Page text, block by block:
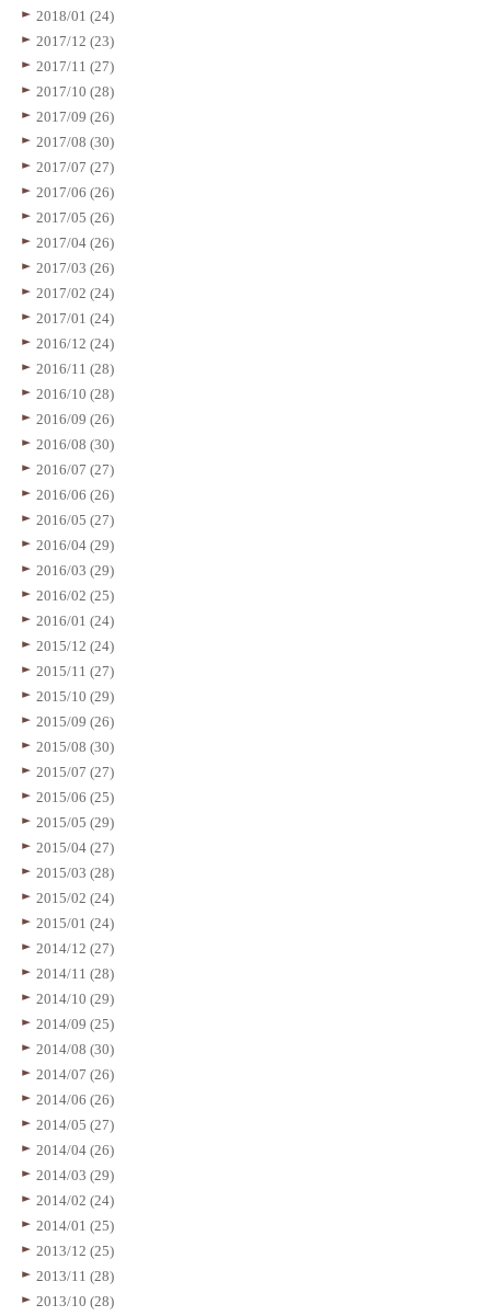
2018/01 (24)
2017/12 (23)
2017/11 (27)
2017/10 (28)
2017/09 (26)
2017/08 (30)
2017/07 (27)
2017/06 (26)
2017/05 (26)
2017/04 (26)
2017/03 (26)
2017/02 (24)
2017/01 (24)
2016/12 (24)
2016/11 (28)
2016/10 (28)
2016/09 (26)
2016/08 (30)
2016/07 (27)
2016/06 (26)
2016/05 (27)
2016/04 (29)
2016/03 (29)
2016/02 (25)
2016/01 (24)
2015/12 (24)
2015/11 (27)
2015/10 (29)
2015/09 (26)
2015/08 (30)
2015/07 (27)
2015/06 (25)
2015/05 (29)
2015/04 (27)
2015/03 (28)
2015/02 (24)
2015/01 (24)
2014/12 (27)
2014/11 (28)
2014/10 (29)
2014/09 (25)
2014/08 (30)
2014/07 (26)
2014/06 (26)
2014/05 (27)
2014/04 (26)
2014/03 (29)
2014/02 (24)
2014/01 (25)
2013/12 (25)
2013/11 (28)
2013/10 (28)